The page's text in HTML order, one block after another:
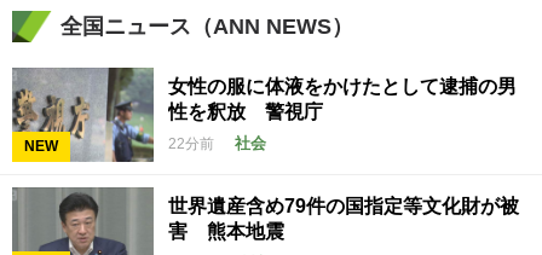
全国ニュース（ANN NEWS）
NEW
女性の服に体液をかけたとして逮捕の男
性を釈放 警視庁
22分前 社会
世界遺産含め79件の国指定等文化財が被
害 熊本地震